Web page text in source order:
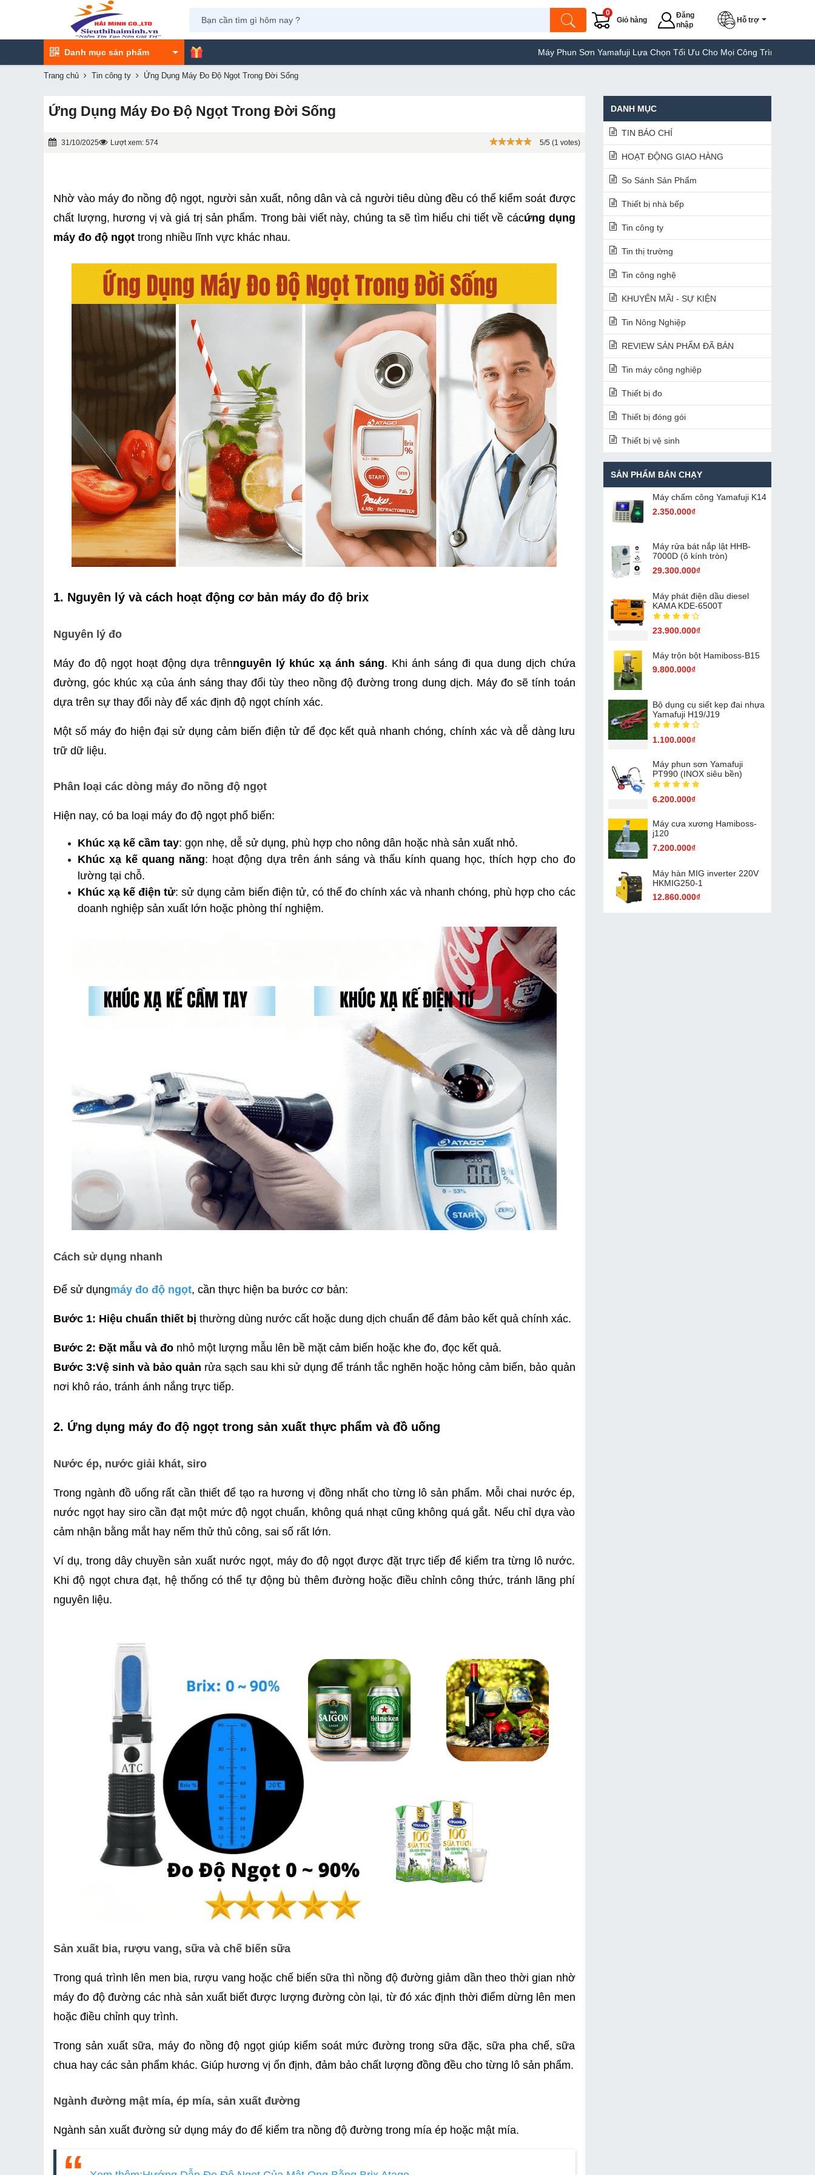
Giỏ hàng
0
Đăng
nhập
Hỗ trợ
Danh mục sản phẩm Máy Phun Sơn Yamafuji Lựa Chọn Tối Ưu Cho Mọi Công Trình Máy Hàn Túi
Trang chủ Tin công ty Ứng Dụng Máy Đo Độ Ngọt Trong Đời Sống
Ứng Dụng Máy Đo Độ Ngọt Trong Đời Sống
31/10/2025 Lượt xem: 574 5/5 (1 votes)
Nhờ vào máy đo nồng độ ngọt, người sản xuất, nông dân và cả người tiêu dùng đều có thể kiểm soát được
chất lượng, hương vị và giá trị sản phẩm. Trong bài viết này, chúng ta sẽ tìm hiểu chi tiết về cácứng dụng
máy đo độ ngọt trong nhiều lĩnh vực khác nhau.
1. Nguyên lý và cách hoạt động cơ bản máy đo độ brix
Nguyên lý đo
Máy đo độ ngọt hoạt động dựa trênnguyên lý khúc xạ ánh sáng. Khi ánh sáng đi qua dung dịch chứa
đường, góc khúc xạ của ánh sáng thay đổi tùy theo nồng độ đường trong dung dịch. Máy đo sẽ tính toán
dựa trên sự thay đổi này để xác định độ ngọt chính xác.
Một số máy đo hiện đại sử dụng cảm biến điện tử để đọc kết quả nhanh chóng, chính xác và dễ dàng lưu
trữ dữ liệu.
Phân loại các dòng máy đo nồng độ ngọt
Hiện nay, có ba loại máy đo độ ngọt phổ biến:
Khúc xạ kế cầm tay: gọn nhẹ, dễ sử dụng, phù hợp cho nông dân hoặc nhà sản xuất nhỏ.
Khúc xạ kế quang năng: hoạt động dựa trên ánh sáng và thấu kính quang học, thích hợp cho đo
lường tại chỗ.
Khúc xạ kế điện tử: sử dụng cảm biến điện tử, có thể đo chính xác và nhanh chóng, phù hợp cho các
doanh nghiệp sản xuất lớn hoặc phòng thí nghiệm.
Cách sử dụng nhanh
Để sử dụngmáy đo độ ngọt, cần thực hiện ba bước cơ bản:
Bước 1: Hiệu chuẩn thiết bị thường dùng nước cất hoặc dung dịch chuẩn để đảm bảo kết quả chính xác.
Bước 2: Đặt mẫu và đo nhỏ một lượng mẫu lên bề mặt cảm biến hoặc khe đo, đọc kết quả.
Bước 3:Vệ sinh và bảo quản rửa sạch sau khi sử dụng để tránh tắc nghẽn hoặc hỏng cảm biến, bảo quản
nơi khô ráo, tránh ánh nắng trực tiếp.
2. Ứng dụng máy đo độ ngọt trong sản xuất thực phẩm và đồ uống
Nước ép, nước giải khát, siro
Trong ngành đồ uống rất cần thiết để tạo ra hương vị đồng nhất cho từng lô sản phẩm. Mỗi chai nước ép,
nước ngọt hay siro cần đạt một mức độ ngọt chuẩn, không quá nhạt cũng không quá gắt. Nếu chỉ dựa vào
cảm nhận bằng mắt hay nếm thử thủ công, sai số rất lớn.
Ví dụ, trong dây chuyền sản xuất nước ngọt, máy đo độ ngọt được đặt trực tiếp để kiểm tra từng lô nước.
Khi độ ngọt chưa đạt, hệ thống có thể tự động bù thêm đường hoặc điều chỉnh công thức, tránh lãng phí
nguyên liệu.
Sản xuất bia, rượu vang, sữa và chế biến sữa
Trong quá trình lên men bia, rượu vang hoặc chế biến sữa thì nồng độ đường giảm dần theo thời gian nhờ
máy đo độ đường các nhà sản xuất biết được lượng đường còn lại, từ đó xác định thời điểm dừng lên men
hoặc điều chỉnh quy trình.
Trong sản xuất sữa, máy đo nồng độ ngọt giúp kiểm soát mức đường trong sữa đặc, sữa pha chế, sữa
chua hay các sản phẩm khác. Giúp hương vị ổn định, đảm bảo chất lượng đồng đều cho từng lô sản phẩm.
Ngành đường mật mía, ép mía, sản xuất đường
Ngành sản xuất đường sử dụng máy đo để kiểm tra nồng độ đường trong mía ép hoặc mật mía.
DANH MỤC
TIN BÁO CHÍ
HOẠT ĐỘNG GIAO HÀNG
So Sánh Sản Phẩm
Thiết bị nhà bếp
Tin công ty
Tin thị trường
Tin công nghệ
KHUYẾN MÃI - SỰ KIỆN
Tin Nông Nghiệp
REVIEW SẢN PHẨM ĐÃ BÁN
Tin máy công nghiệp
Thiết bị đo
Thiết bị đóng gói
Thiết bị vệ sinh
SẢN PHẨM BÁN CHẠY
Máy chấm cô​ng Yamafuji K14
2.350.000₫
Máy rửa bát nắp lật HHB-
7000D (ô kính tròn)
29.300.000₫
Máy phát điện dầu diesel
KAMA KDE-6500T
23.900.000₫
Máy trộn bột Hamiboss-B15
9.800.000₫
Bộ dụng cụ siết kẹp đai nhựa
Yamafuji H19/J19
1.100.000₫
Máy phun sơn Yamafuji
PT990 (INOX siêu bền)
6.200.000₫
Máy cưa xương Hamiboss-
j120
7.200.000₫
Máy hàn MIG inverter 220V
HKMIG250-1
12.860.000₫